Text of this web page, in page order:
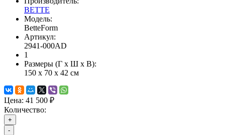
BETTE
Модель:
BetteForm
Артикул:
2941-000AD
1
Размеры (Г x Ш x В):
150 x 70 x 42 см
Цена: 41 500 ₽
Количество:
+
-